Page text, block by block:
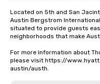
Located on 5th and San
Austin Bergstrom
situated to provide guests
neighborhoods that make
For more information about
please visit https://
austin/austh.